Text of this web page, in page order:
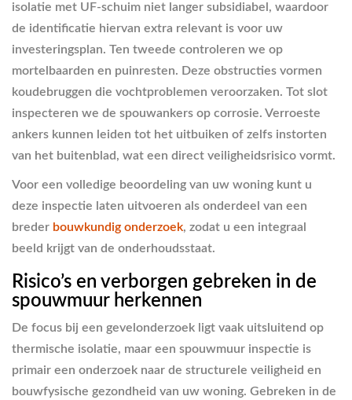
isolatie met UF-schuim niet langer subsidiabel, waardoor
de identificatie hiervan extra relevant is voor uw
investeringsplan. Ten tweede controleren we op
mortelbaarden en puinresten. Deze obstructies vormen
koudebruggen die vochtproblemen veroorzaken. Tot slot
inspecteren we de spouwankers op corrosie. Verroeste
ankers kunnen leiden tot het uitbuiken of zelfs instorten
van het buitenblad, wat een direct veiligheidsrisico vormt.
Voor een volledige beoordeling van uw woning kunt u
deze inspectie laten uitvoeren als onderdeel van een
breder bouwkundig onderzoek, zodat u een integraal
beeld krijgt van de onderhoudsstaat.
Risico’s en verborgen gebreken in de
spouwmuur herkennen
De focus bij een gevelonderzoek ligt vaak uitsluitend op
thermische isolatie, maar een spouwmuur inspectie is
primair een onderzoek naar de structurele veiligheid en
bouwfysische gezondheid van uw woning. Gebreken in de